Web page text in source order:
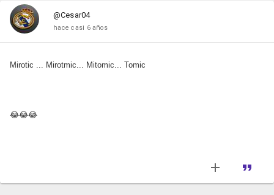
@Cesar04
hace casi 6 años
Mirotic ... Mirotmic... Mitomic... Tomic
😂😂😂